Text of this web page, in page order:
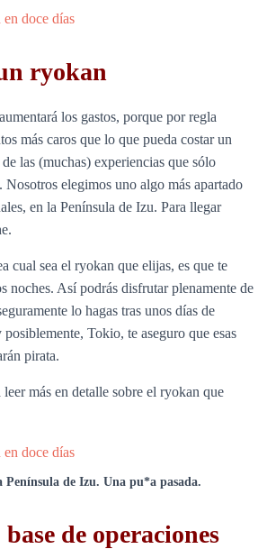
ryokan
los gastos, porque por regla
más caros que lo que pueda costar un
las (muchas) experiencias que sólo
elegimos uno algo más apartado
en la Península de Izu. Para llegar
cual sea el ryokan que elijas, es que te
noches. Así podrás disfrutar plenamente de
lo hagas tras unos días de
Tokio, te aseguro que esas
pirata.
más en detalle sobre el ryokan que
Península de Izu. Una pu*a pasada.
de operaciones